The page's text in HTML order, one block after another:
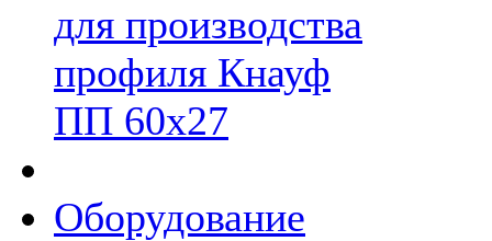
для производства
профиля Кнауф
ПП 60х27
Оборудование